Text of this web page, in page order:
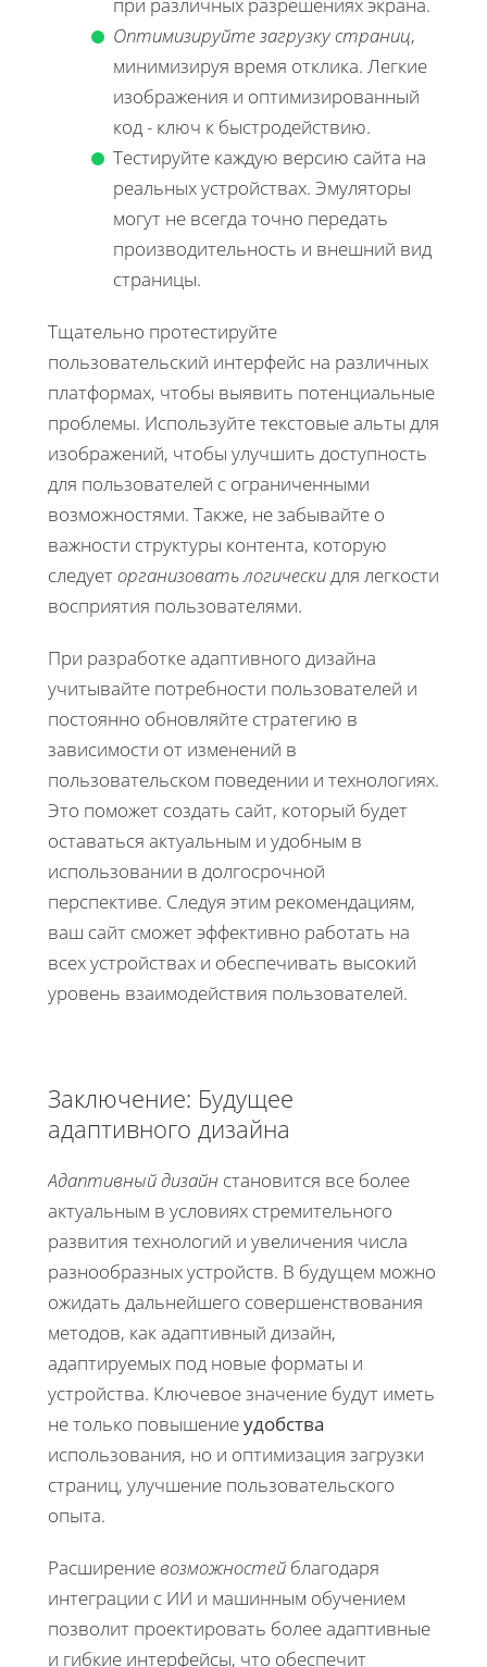
Оптимизируйте загрузку страниц,
минимизируя время отклика. Легкие
изображения и оптимизированный
код - ключ к быстродействию.
Тестируйте каждую версию сайта на
реальных устройствах. Эмуляторы
могут не всегда точно передать
производительность и внешний вид
страницы.
Тщательно протестируйте
пользовательский интерфейс на различных
платформах, чтобы выявить потенциальные
проблемы. Используйте текстовые альты для
изображений, чтобы улучшить доступность
для пользователей с ограниченными
возможностями. Также, не забывайте о
важности структуры контента, которую
следуеторганизовать логическидля легкости
восприятия пользователями.
При разработке адаптивного дизайна
учитывайте потребности пользователей и
постоянно обновляйте стратегию в
зависимости от изменений в
пользовательском поведении и технологиях.
Это поможет создать сайт, который будет
оставаться актуальным и удобным в
использовании в долгосрочной
перспективе. Следуя этим рекомендациям,
ваш сайт сможет эффективно работать на
всех устройствах и обеспечивать высокий
уровень взаимодействия пользователей.
Заключение: Будущее
адаптивного дизайна
Адаптивный дизайн становится все более
актуальным в условиях стремительного
развития технологий и увеличения числа
разнообразных устройств. В будущем можно
ожидать дальнейшего совершенствования
методов, как адаптивный дизайн,
адаптируемых под новые форматы и
устройства. Ключевое значение будут иметь
не только повышениеудобства
использования, но и оптимизация загрузки
страниц, улучшение пользовательского
опыта.
Расширение возможностей благодаря
интеграции с ИИ и машинным обучением
позволит проектировать более адаптивные
и гибкие интерфейсы, что обеспечит